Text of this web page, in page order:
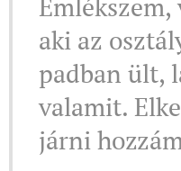
aki az
padban ült,
valamit.
járni